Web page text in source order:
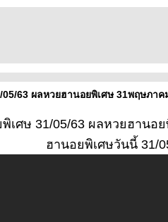
63 ผลหวยฮานอยพิเศษ 31พฤษภา
เศษ 31/05/63 ผลหวยฮาน
ฮานอยพิเศษวันนี้ 31/